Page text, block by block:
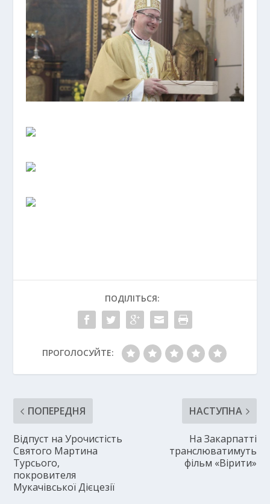
ПОДІЛІТЬСЯ:
ПРОГОЛОСУЙТЕ:
ПОПЕРЕДНЯ
Відпуст на Урочистість
Святого Мартина
Турсього,
покровителя
Мукачівської Дієцезії
НАСТУПНА
На Закарпатті
транслюватимуть
фільм «Вірити»